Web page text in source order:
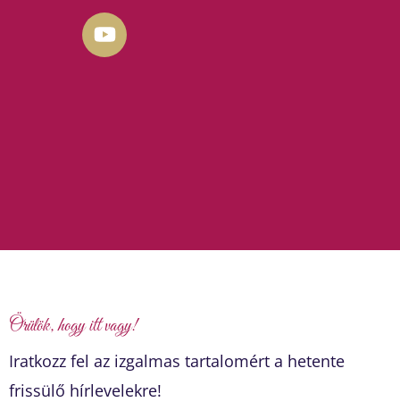
Y
o
Örülök, hogy itt vagy!
Iratkozz fel az izgalmas tartalomért a hetente
frissülő hírlevelekre!